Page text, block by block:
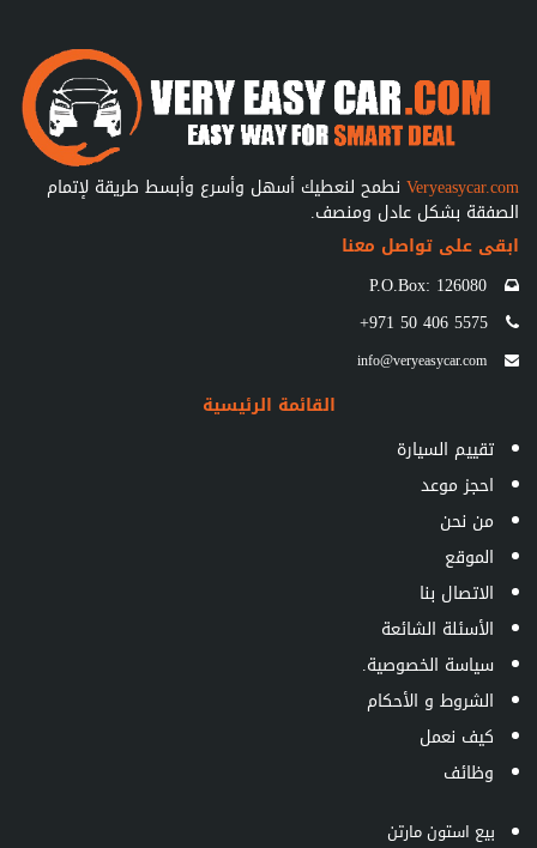
Veryeasycar.com نطمح لنعطيك أسهل وأسرع وأبسط طريقة لإتمام
الصفقة بشكل عادل ومنصف.
ابقى على تواصل معنا
P.O.Box: 126080
+971 50 406 5575
info@veryeasycar.com
القائمة الرئيسية
تقييم السيارة
احجز موعد
من نحن
الموقع
الاتصال بنا
الأسئلة الشائعة
سياسة الخصوصية.
الشروط و الأحكام
كيف نعمل
وظائف
بيع استون مارتن